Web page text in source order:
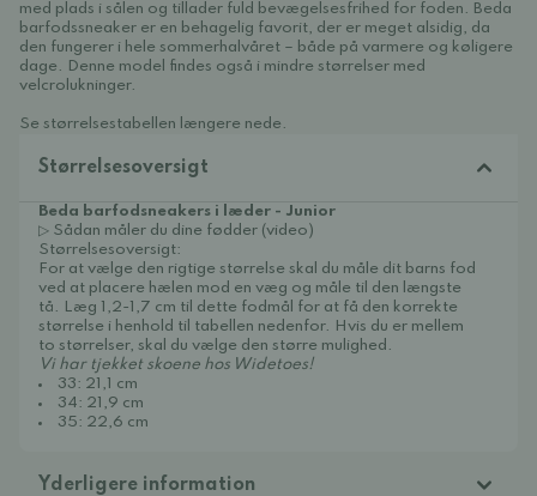
med plads i sålen og tillader fuld bevægelsesfrihed for foden. Beda
barfodssneaker er en behagelig favorit, der er meget alsidig, da
den fungerer i hele sommerhalvåret – både på varmere og køligere
dage. Denne model findes også i mindre størrelser med
velcrolukninger.
Se størrelsestabellen længere nede.
Størrelsesoversigt
Beda barfodsneakers i læder - Junior
▷ Sådan måler du dine fødder (video)
Størrelsesoversigt:
For at vælge den rigtige størrelse skal du måle dit barns fod
ved at placere hælen mod en væg og måle til den længste
tå. Læg 1,2-1,7 cm til dette fodmål for at få den korrekte
størrelse i henhold til tabellen nedenfor. Hvis du er mellem
to størrelser, skal du vælge den større mulighed.
Vi har tjekket skoene hos Widetoes!
33: 21,1 cm
34: 21,9 cm
35: 22,6 cm
Yderligere information